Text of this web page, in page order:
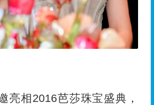
亮相2016芭莎珠宝盛典，